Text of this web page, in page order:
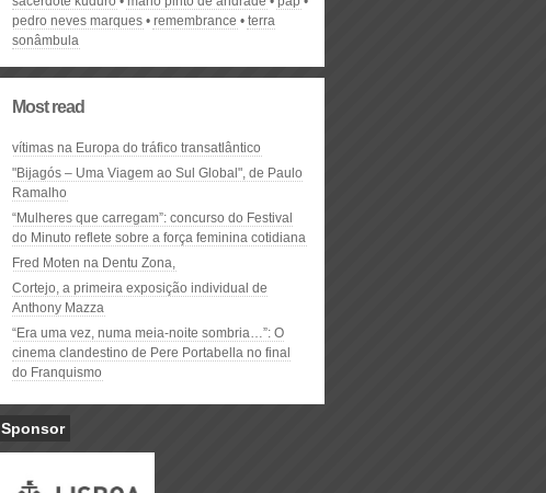
pedro neves marques
remembrance
terra
sonâmbula
Most read
vítimas na Europa do tráfico transatlântico
"Bijagós – Uma Viagem ao Sul Global", de Paulo
Ramalho
“Mulheres que carregam”: concurso do Festival
do Minuto reflete sobre a força feminina cotidiana
Fred Moten na Dentu Zona,
Cortejo, a primeira exposição individual de
Anthony Mazza
“Era uma vez, numa meia-noite sombria…”: O
cinema clandestino de Pere Portabella no final
do Franquismo
Sponsor